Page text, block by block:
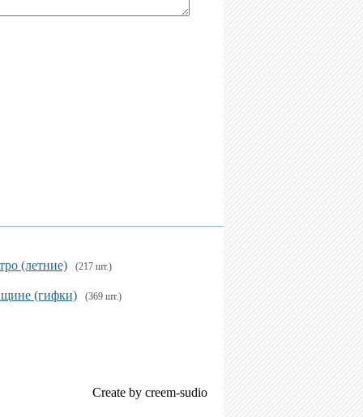
(летние) (217 шт.)
(гифки) (369 шт.)
Create by creem-sudio